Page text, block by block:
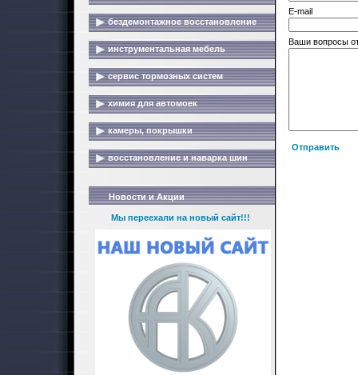
бездемонтажное восстановление
инструментальная мебель
сервис тормозных систем
химия для автомоек
камеры, покрышки
восстановление и наварка шин
Новости и Акции
Мы переехали на новый сайт!!!
E-mail
Ваши вопросы
Отправить